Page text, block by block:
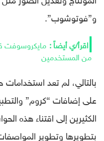
و”فوتوشوب”.
مايكروسوفت
من المستخدمين
بالتالي، لم تعد
على إضافات “كروم”
الكثيرين إلى اقتناء هذه
بتطويرها وتطوير